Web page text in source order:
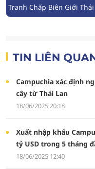
Tranh Chấp Biên Giới
TIN LIÊN
Campuchia xác định
cây từ Thái Lan
18/06/2025 20:18
Xuất nhập khẩu
tỷ USD trong 5 tháng
18/06/2025 12:40